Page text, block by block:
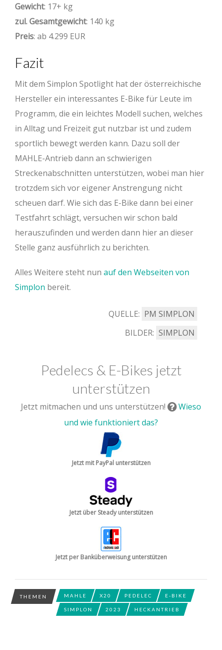
Gewicht: 17+ kg
zul. Gesamtgewicht: 140 kg
Preis: ab 4.299 EUR
Fazit
Mit dem Simplon Spotlight hat der österreichische
Hersteller ein interessantes E-Bike für Leute im
Programm, die ein leichtes Modell suchen, welches
in Alltag und Freizeit gut nutzbar ist und zudem
sportlich bewegt werden kann. Dazu soll der
MAHLE-Antrieb dann an schwierigen
Streckenabschnitten unterstützen, wobei man hier
trotzdem sich vor eigener Anstrengung nicht
scheuen darf. Wie sich das E-Bike dann bei einer
Testfahrt schlägt, versuchen wir schon bald
herauszufinden und werden dann hier an dieser
Stelle ganz ausführlich zu berichten.
Alles Weitere steht nun auf den Webseiten von
Simplon bereit.
QUELLE: PM SIMPLON
BILDER: SIMPLON
Pedelecs & E-Bikes jetzt
unterstützen
Jetzt mitmachen und uns unterstützen!
Wieso
und wie funktioniert das?
Jetzt mit PayPal unterstützen
Jetzt über Steady unterstützen
Jetzt per Banküberweisung unterstützen
THEMEN MAHLE X20 PEDELEC E-BIKE
SIMPLON 2023 HECKANTRIEB